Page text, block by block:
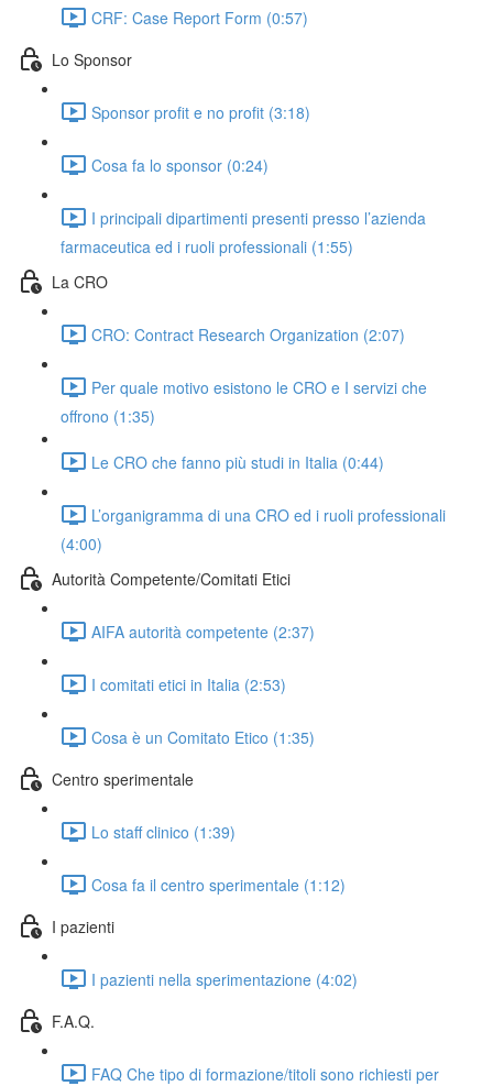
CRF: Case Report Form (0:57)
Lo Sponsor
Sponsor profit e no profit (3:18)
Cosa fa lo sponsor (0:24)
I principali dipartimenti presenti presso l’azienda
farmaceutica ed i ruoli professionali (1:55)
La CRO
CRO: Contract Research Organization (2:07)
Per quale motivo esistono le CRO e I servizi che
offrono (1:35)
Le CRO che fanno più studi in Italia (0:44)
L’organigramma di una CRO ed i ruoli professionali
(4:00)
Autorità Competente/Comitati Etici
AIFA autorità competente (2:37)
I comitati etici in Italia (2:53)
Cosa è un Comitato Etico (1:35)
Centro sperimentale
Lo staff clinico (1:39)
Cosa fa il centro sperimentale (1:12)
I pazienti
I pazienti nella sperimentazione (4:02)
F.A.Q.
FAQ Che tipo di formazione/titoli sono richiesti per